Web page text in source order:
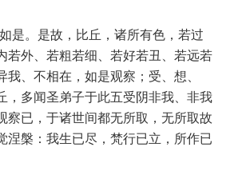
是。是故，比丘，诸所有色，若过
若外、若粗若细、若好若丑、若远若
我、不相在，如是观察；受、想、
，多闻圣弟子于此五受阴非我、非我
察已，于诸世间都无所取，无所取故
涅槃：我生已尽，梵行已立，所作已